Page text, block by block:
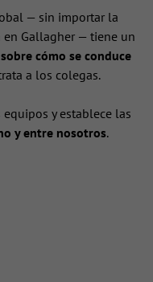
— sin importar la
Gallagher — tiene un
cómo se conduce
a los colegas.
y establece las
y entre nosotros.